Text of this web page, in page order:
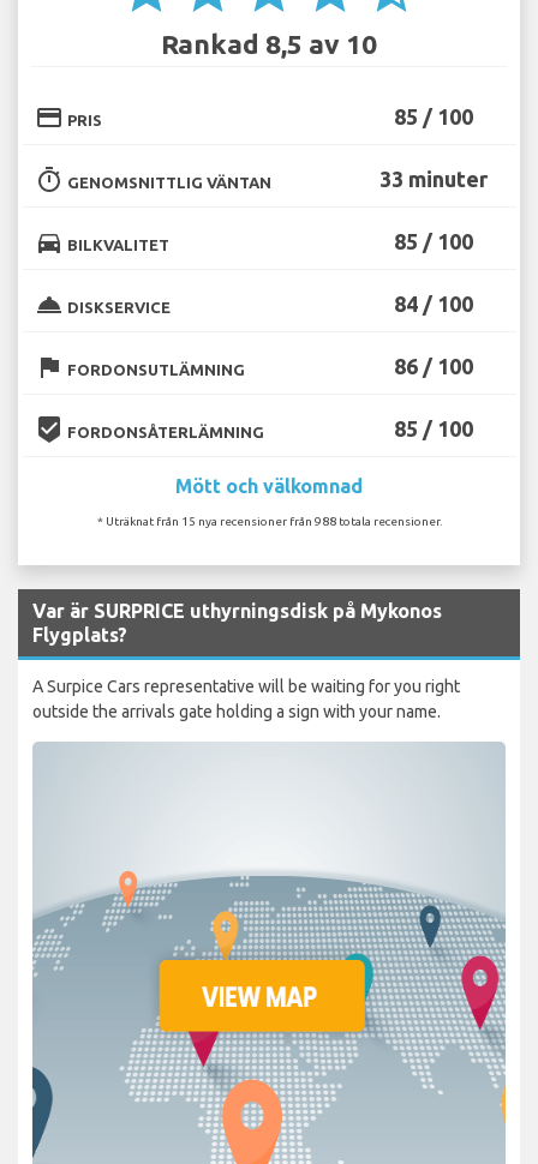
Rankad 8,5 av 10
credit_card PRIS 85 / 100
timer GENOMSNITTLIG VÄNTAN 33 minuter
directions_car BILKVALITET 85 / 100
room_service DISKSERVICE 84 / 100
flag FORDONSUTLÄMNING 86 / 100
beenhere FORDONSÅTERLÄMNING 85 / 100
Mött och välkomnad
* Uträknat från 15 nya recensioner från 988 totala recensioner.
Var är SURPRICE uthyrningsdisk på Mykonos
Flygplats?
A Surpice Cars representative will be waiting for you right
outside the arrivals gate holding a sign with your name.